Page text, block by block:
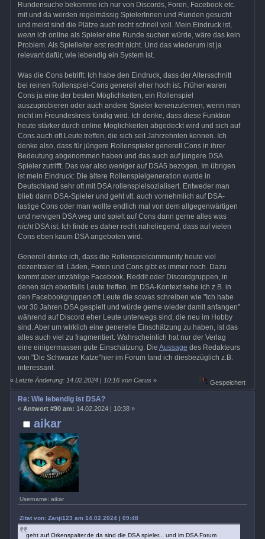
Rundensuche bekomme ich nur von Discords, Foren, Facebook etc.
mit und da werden regelmässig SpielerInnen und Runden gesucht
und meist sind die Plätze auch recht schnell voll. Mein Eindruck ist,
wenn ich online als Spieler eine Runde suchen würde, wäre das kein
Problem. Als Spielleiter erst recht nicht. Und das wiederum ist ja
relevant dafür, wie lebendig ein System ist.
Was die Cons betrifft: Ich habe den Eindruck, dass der Altersschnitt
bei reinen Rollenspiel-Cons generell eher hoch ist. Früher waren
Cons ja eine der besten Möglichkeiten, ein Rollenspiel
auszuprobieren oder auch andere Spieler kenenzulernen, wenn man
nicht im Freundeskreis fündig wird. Ich denke, dass diese Funktion
heute stärker durch online Möglichkeiten abgedeckt wird und sich auf
Cons auch oft Leute treffen, die sich seit Jahrzehnten kennen. Ich
denke also, dass für jüngere Rollenspieler generell Cons in ihrer
Bedeutung abgenommen haben und das auch auf jüngere DSA
Spieler zutrifft. Das war also weniger auf DSA5 bezogen. Im übrigen
ist mein Eindruck: Die ältere Rollenspielgeneration wurde in
Deutschland sehr oft mit DSA rollenspielsozialisert. Entweder man
blieb dann DSA-Spieler und geht vlt. auch vornehmlich auf DSA-
lastige Cons oder man wollte endlich mal von dem allgegenwärtigen
und nervigen DSA weg und spielt auf Cons dann gerne alles was
nicht DSA ist. Ich finde es daher recht naheliegend, dass auf vielen
Cons eben kaum DSA angeboten wird.
Generell denke ich, dass die Rollenspielcommunity heute viel
dezentraler ist. Läden, Foren und Cons gibt es immer noch. Dazu
kommt aber unzählige Facebook, Reddit oder Discordgruppen, in
denen sich ebenfalls Leute treffen. Im DSA-Kontext sehe ich z.B. in
den Facebookgruppen oft Leute die sowas schreiben wie "Ich habe
vor 30 Jahren DSA gespielt und würde gerne wieder damit anfangen"
während auf Discord eher Leute unterwegs sind, die neu im Hobby
sind. Aber um wirklich eine generelle Einschätzung zu haben, ist das
alles auch viel zu fragmentiert. Wahrscheinlich hat nur der Verlag
eine einigermassen gute Einschätzung. Die Aussage des Redakteurs
von "Die Schwarze Katze"hier im Forum fand ich diesbezüglich z.B.
interessant.
«Letzte Änderung: 14.02.2024 | 10:16 von Carus » Gespeichert
aikar
Username: aikar
Re: Wie lebendig ist DSA?
« Antwort #90 am: 14.02.2024 | 10:38 »
Zitat von: Zanji123 am 14.02.2024 | 09:48
geht auf Orkenspalter.de da sind die DSA spieler... und im DSA Forum